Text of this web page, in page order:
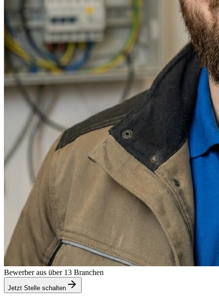
Bewerber aus über 13 Branchen
Jetzt Stelle schalten